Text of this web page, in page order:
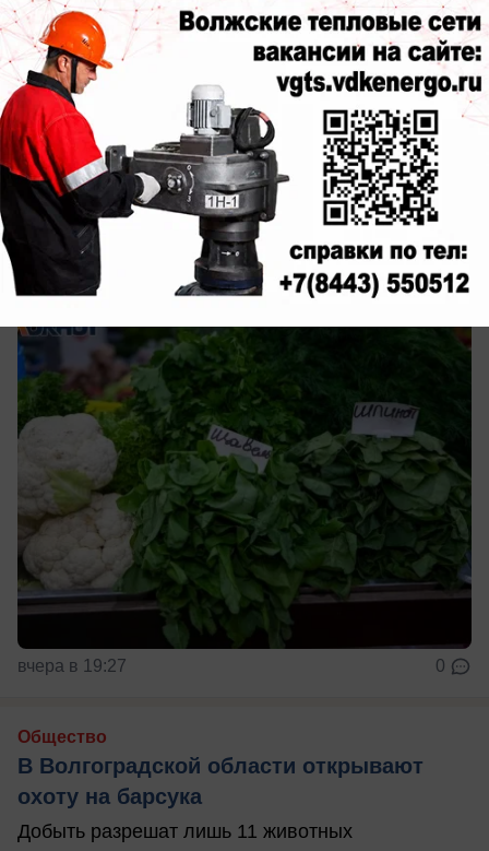
вчера в 20:25 1
Экономика
Волгоградстат назвал продукты,
которые подорожали и подешевели за
неделю
Статистика
вчера в 19:27 0
Общество
В Волгоградской области открывают
охоту на барсука
Добыть разрешат лишь 11 животных